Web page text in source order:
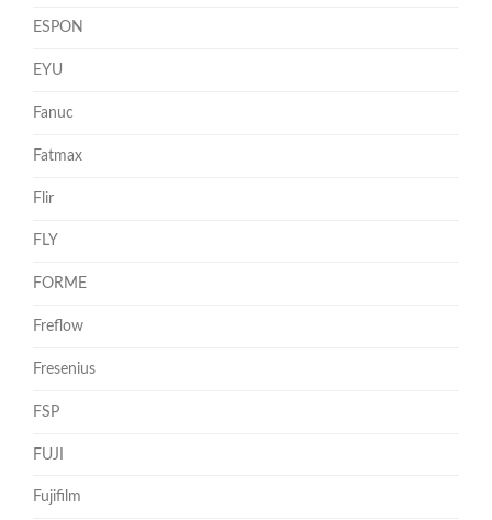
ESPON
EYU
Fanuc
Fatmax
Flir
FLY
FORME
Freflow
Fresenius
FSP
FUJI
Fujifilm